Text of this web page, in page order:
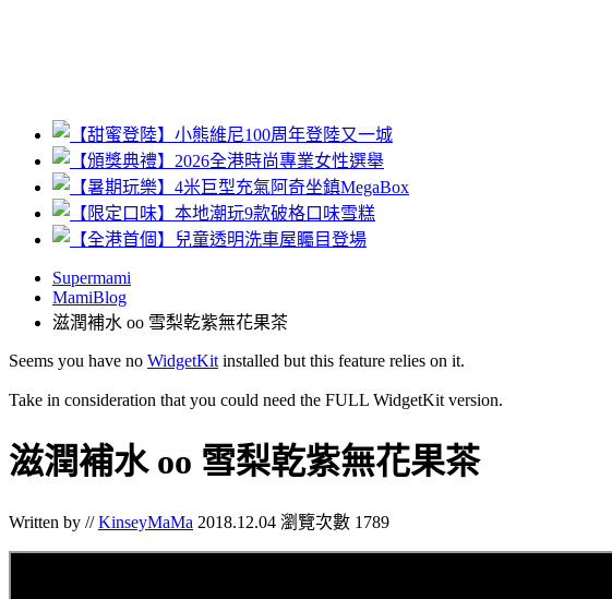
Supermami
MamiBlog
滋潤補水 oo 雪梨乾紫無花果茶
Seems you have no WidgetKit installed but this feature relies on it.
Take in consideration that you could need the FULL WidgetKit version.
滋潤補水 oo 雪梨乾紫無花果茶
Written by //KinseyMaMa 2018.12.04 瀏覽次數 1789